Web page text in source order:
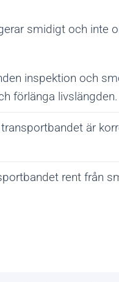
smidigt och inte
inspektion och
förlänga livslängden.
är
rent från